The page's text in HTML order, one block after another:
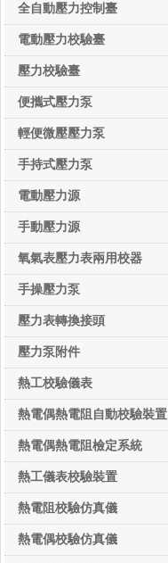
校驗臺壓力源
全自動壓力控制臺
電動壓力校驗臺
壓力校驗臺
便攜式壓力泵
輕便微壓壓力泵
手持式壓力泵
電動壓力源
手動壓力源
氧氣表壓力表兩用校器
手操壓力泵
壓力表轉換接頭
壓力泵附件
熱工校驗儀表
熱工校驗儀表
熱電偶熱電阻自動校驗裝置
熱電偶熱電阻檢定系統
熱工儀表校驗裝置
熱電阻校驗仿真儀
熱電偶校驗仿真儀